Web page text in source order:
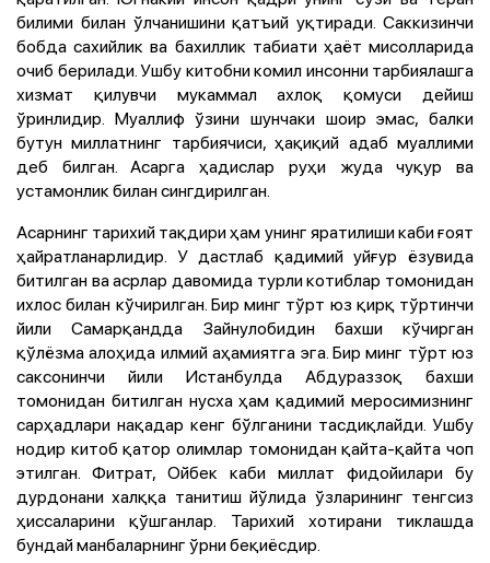
билими билан ўлчанишини қатъий уқтиради. Саккизинчи
бобда сахийлик ва бахиллик табиати ҳаёт мисолларида
очиб берилади. Ушбу китобни комил инсонни тарбиялашга
хизмат қилувчи мукаммал ахлоқ қомуси дейиш
ўринлидир. Муаллиф ўзини шунчаки шоир эмас, балки
бутун миллатнинг тарбиячиси, ҳақиқий адаб муаллими
деб билган. Асарга ҳадислар руҳи жуда чуқур ва
устамонлик билан сингдирилган.
Асарнинг тарихий тақдири ҳам унинг яратилиши каби ғоят
ҳайратланарлидир. У дастлаб қадимий уйғур ёзувида
битилган ва асрлар давомида турли котиблар томонидан
ихлос билан кўчирилган. Бир минг тўрт юз қирқ тўртинчи
йили Самарқандда Зайнулобидин бахши кўчирган
қўлёзма алоҳида илмий аҳамиятга эга. Бир минг тўрт юз
саксонинчи йили Истанбулда Абдураззоқ бахши
томонидан битилган нусха ҳам қадимий меросимизнинг
сарҳадлари нақадар кенг бўлганини тасдиқлайди. Ушбу
нодир китоб қатор олимлар томонидан қайта-қайта чоп
этилган. Фитрат, Ойбек каби миллат фидойилари бу
дурдонани халққа танитиш йўлида ўзларининг тенгсиз
ҳиссаларини қўшганлар. Тарихий хотирани тиклашда
бундай манбаларнинг ўрни беқиёсдир.